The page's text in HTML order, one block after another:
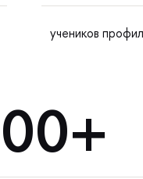
учеников